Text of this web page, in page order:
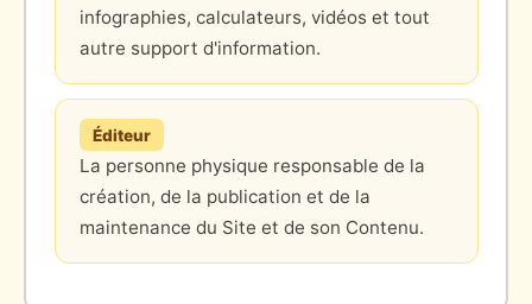
infographies, calculateurs, vidéos et tout
autre support d'information.
Éditeur
La personne physique responsable de la
création, de la publication et de la
maintenance du Site et de son Contenu.